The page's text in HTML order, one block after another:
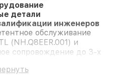
детали
инженеров
обслуживание
(NH.Q8EER.001) и
сопровождение до 3-х